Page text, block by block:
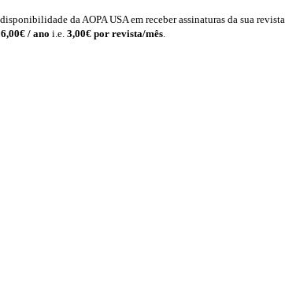
da AOPA USA em receber assinaturas da sua revista
/ ano i.e. 3,00€ por revista/mês